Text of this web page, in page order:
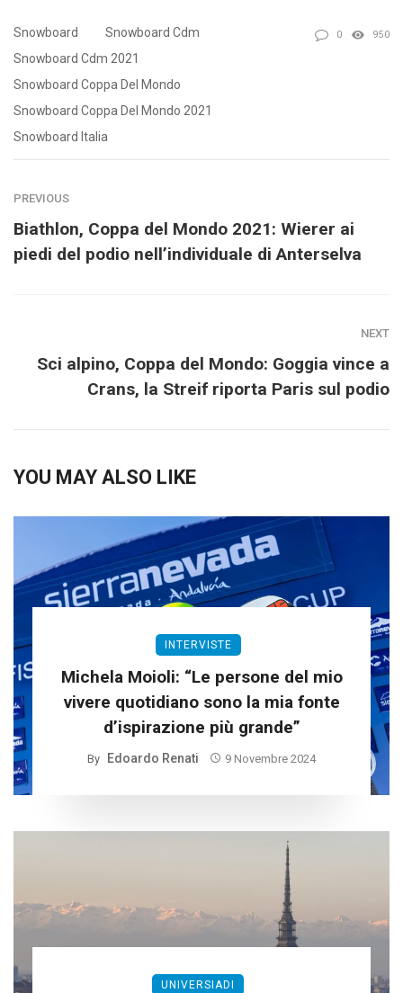
Snowboard
Snowboard Cdm
Snowboard Cdm 2021
Snowboard Coppa Del Mondo
Snowboard Coppa Del Mondo 2021
Snowboard Italia
0 950
PREVIOUS
Biathlon, Coppa del Mondo 2021: Wierer ai
piedi del podio nell’individuale di Anterselva
NEXT
Sci alpino, Coppa del Mondo: Goggia vince a
Crans, la Streif riporta Paris sul podio
YOU MAY ALSO LIKE
INTERVISTE
Michela Moioli: “Le persone del mio
vivere quotidiano sono la mia fonte
d’ispirazione più grande”
By Edoardo Renati 9 Novembre 2024
UNIVERSIADI